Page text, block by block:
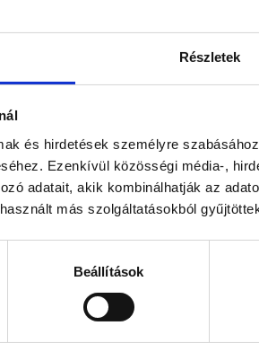
Részletek
és hirdetések személyre
Ezenkívül közösségi média-,
adatait, akik kombinálhatják az
más szolgáltatásokból
Beállítások
Ellátás
Kertre Néző Szoba
Járatinformációk
Kertre Néző Szoba